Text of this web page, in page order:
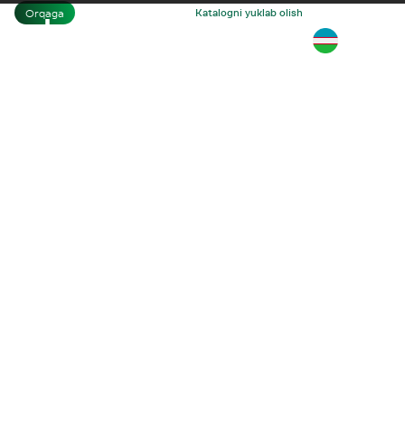
Orqaga Katalogni yuklab olish